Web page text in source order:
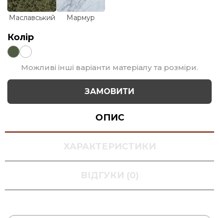
Маславський Мармур
Колір
Можливі інші варіанти матеріалу та розміри.
ЗАМОВИТИ
ОПИС
ХАРАКТЕРИСТИКИ
ВІДГУКИ (0)